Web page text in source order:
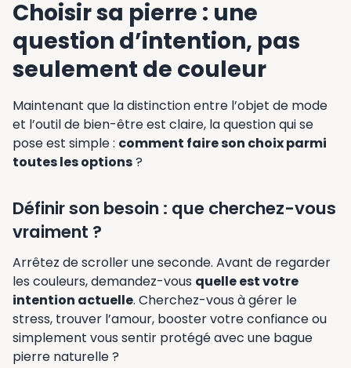
Choisir sa pierre : une
question d’intention, pas
seulement de couleur
Maintenant que la distinction entre l’objet de mode
et l’outil de bien-être est claire, la question qui se
pose est simple : comment faire son choix parmi
toutes les options?
Définir son besoin : que cherchez-vous
vraiment ?
Arrêtez de scroller une seconde. Avant de regarder
les couleurs, demandez-vous quelle est votre
intention actuelle. Cherchez-vous à gérer le
stress, trouver l’amour, booster votre confiance ou
simplement vous sentir protégé avec une bague
pierre naturelle ?